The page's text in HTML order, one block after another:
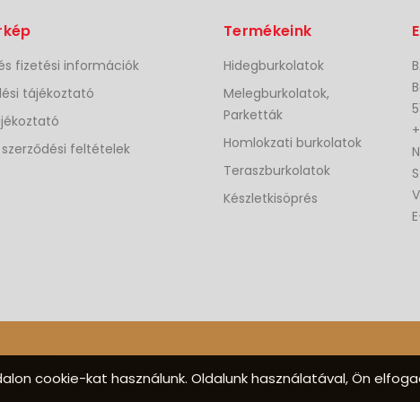
fizetési információk
tájékoztató
feltételek
Termékeink
Hidegburkolatok
Melegburkolatok,
Parketták
Homlokzati burkolatok
Teraszburkolatok
Készletkisöprés
cookie-kat használunk. Oldalunk használatával, Ön